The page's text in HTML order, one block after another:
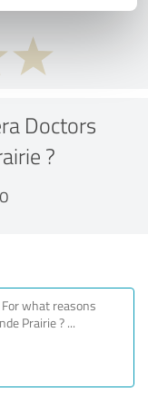
Doctors
?